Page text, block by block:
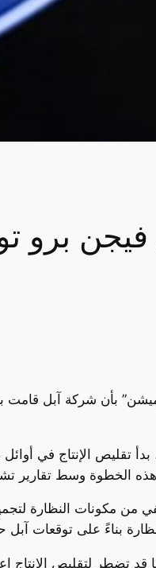
فيجن برو
بأن شركة آبل
تقليص الإنتاج في أوائل